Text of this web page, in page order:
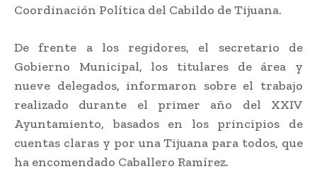
Coordinación Política del Cabildo de Tijuana.
De frente a los regidores, el secretario de
Gobierno Municipal, los titulares de área y
nueve delegados, informaron sobre el trabajo
realizado durante el primer año del XXIV
Ayuntamiento, basados en los principios de
cuentas claras y por una Tijuana para todos, que
ha encomendado Caballero Ramírez.